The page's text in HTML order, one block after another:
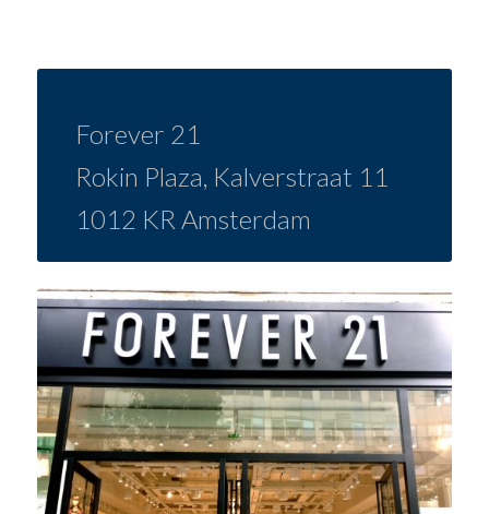
Forever 21
Rokin Plaza, Kalverstraat 11
1012 KR Amsterdam